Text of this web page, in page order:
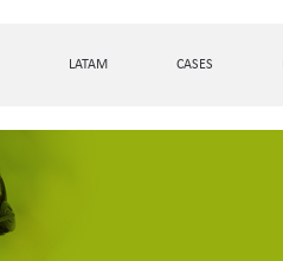
LATAM CASES